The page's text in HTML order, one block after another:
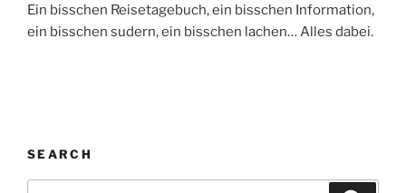
Ein bisschen Reisetagebuch, ein bisschen Information,
ein bisschen sudern, ein bisschen lachen… Alles dabei.
SEARCH